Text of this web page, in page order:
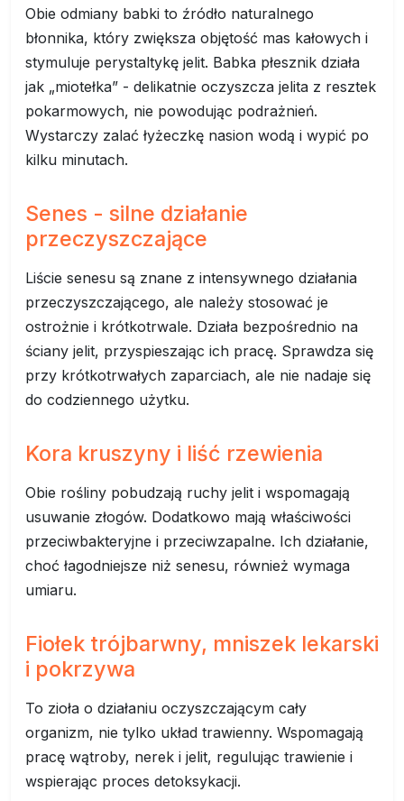
Obie odmiany babki to źródło naturalnego
błonnika, który zwiększa objętość mas kałowych i
stymuluje perystaltykę jelit. Babka płesznik działa
jak „miotełka” - delikatnie oczyszcza jelita z resztek
pokarmowych, nie powodując podrażnień.
Wystarczy zalać łyżeczkę nasion wodą i wypić po
kilku minutach.
Senes - silne działanie
przeczyszczające
Liście senesu są znane z intensywnego działania
przeczyszczającego, ale należy stosować je
ostrożnie i krótkotrwale. Działa bezpośrednio na
ściany jelit, przyspieszając ich pracę. Sprawdza się
przy krótkotrwałych zaparciach, ale nie nadaje się
do codziennego użytku.
Kora kruszyny i liść rzewienia
Obie rośliny pobudzają ruchy jelit i wspomagają
usuwanie złogów. Dodatkowo mają właściwości
przeciwbakteryjne i przeciwzapalne. Ich działanie,
choć łagodniejsze niż senesu, również wymaga
umiaru.
Fiołek trójbarwny, mniszek lekarski
i pokrzywa
To zioła o działaniu oczyszczającym cały
organizm, nie tylko układ trawienny. Wspomagają
pracę wątroby, nerek i jelit, regulując trawienie i
wspierając proces detoksykacji.